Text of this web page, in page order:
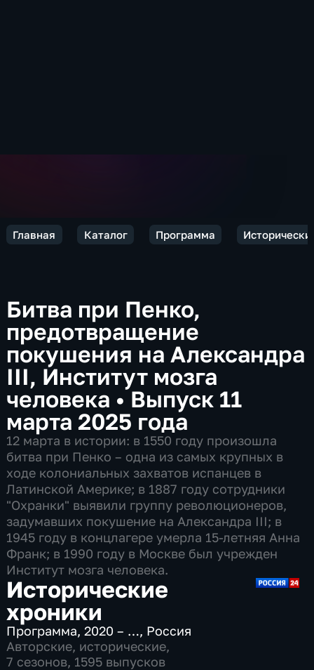
Главная Каталог Программа
Битва при Пенко,
предотвращение
покушения на Александра
III, Институт мозга
человека •Выпуск 11
марта 2025 года
12 марта в истории: в 1550 году произошла
битва при Пенко – одна из самых крупных в
ходе колониальных захватов испанцев в
Латинской Америке; в 1887 году сотрудники
"Охранки" выявили группу революционеров,
задумавших покушение на Александра III; в
1945 году в концлагере умерла 15-летняя Анна
Франк; в 1990 году в Москве был учрежден
Институт мозга человека.
Исторические
хроники
Программа,2020 – …, Россия
Авторские, исторические,
7 сезонов, 1595 выпусков